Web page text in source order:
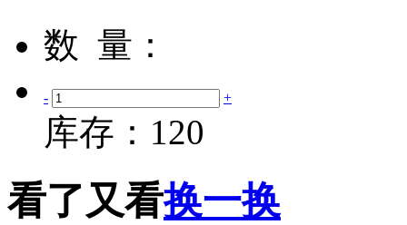
数 量：
- +
库存： 120
看了又看换一换